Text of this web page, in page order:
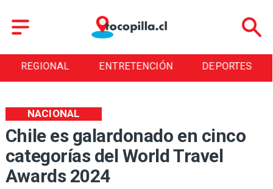
REGIONAL ENTRETENCIÓN DEPORTES
Chile es galardonado en cinco
categorías del World Travel
Awards 2024
NACIONAL